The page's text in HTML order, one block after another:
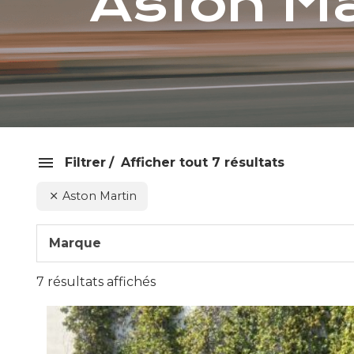
Filtrer Afficher tout 7 résultats
Aston Martin
Marque
7 résultats affichés